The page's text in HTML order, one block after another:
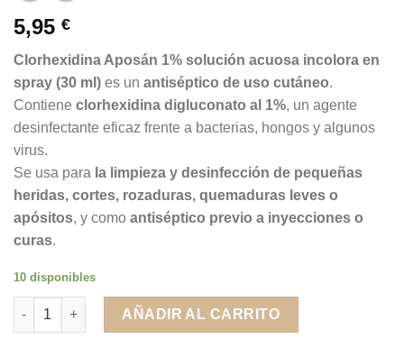
5,95 €
Clorhexidina Aposán 1% solución acuosa incolora en
spray (30 ml) es un antiséptico de uso cutáneo.
Contiene clorhexidina digluconato al 1%, un agente
desinfectante eficaz frente a bacterias, hongos y algunos
virus.
Se usa para la limpieza y desinfección de pequeñas
heridas, cortes, rozaduras, quemaduras leves o
apósitos, y como antiséptico previo a inyecciones o
curas.
10 disponibles
Clorhexidina 1% Aposan solución acuosa incolora spray 30 ml
AÑADIR AL CARRITO